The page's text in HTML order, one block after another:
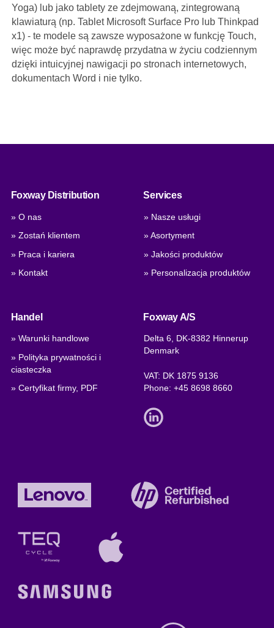
Yoga) lub jako tablety ze zdejmowaną, zintegrowaną
klawiaturą (np. Tablet Microsoft Surface Pro lub Thinkpad
x1) - te modele są zawsze wyposażone w funkcję Touch,
więc może być naprawdę przydatna w życiu codziennym
dzięki intuicyjnej nawigacji po stronach internetowych,
dokumentach Word i nie tylko.
Foxway Distribution
» O nas
» Zostań klientem
» Praca i kariera
» Kontakt
Services
» Nasze usługi
» Asortyment
» Jakości produktów
» Personalizacja produktów
Handel
» Warunki handlowe
» Polityka prywatności i
ciasteczka
» Certyfikat firmy, PDF
Foxway A/S
Delta 6, DK-8382 Hinnerup
Denmark
VAT: DK 1875 9136
Phone:+45 8698 8660